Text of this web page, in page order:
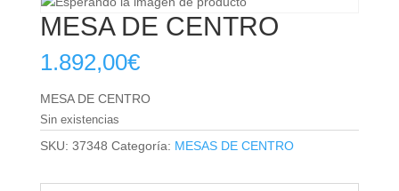
MESA DE CENTRO
1.892,00€
MESA DE CENTRO
Sin existencias
SKU: 37348 Categoría: MESAS DE CENTRO